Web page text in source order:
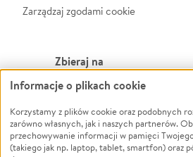
Zarządzaj zgodami cookie
Zbieraj na
Leczenie
Zwierzęta
Pożar
Ukraina
Informacje o plikach cookie
Korzystamy z plików cookie oraz podobnych
zarówno własnych, jak i naszych partnerów.
przechowywanie informacji w pamięci
(takiego jak np. laptop, tablet, smartfon) oraz